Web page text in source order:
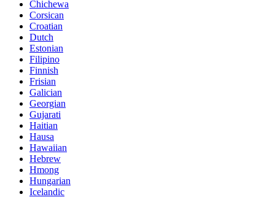
Chichewa
Corsican
Croatian
Dutch
Estonian
Filipino
Finnish
Frisian
Galician
Georgian
Gujarati
Haitian
Hausa
Hawaiian
Hebrew
Hmong
Hungarian
Icelandic